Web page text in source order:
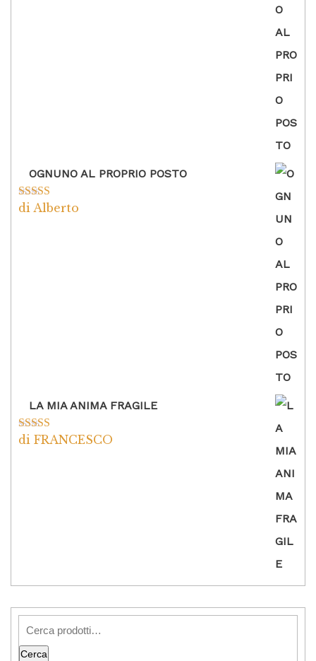
OGNUNO AL PROPRIO POSTO
Valutato5su
di Alberto
LA MIA ANIMA FRAGILE
Valutato5su
di FRANCESCO
Cerca